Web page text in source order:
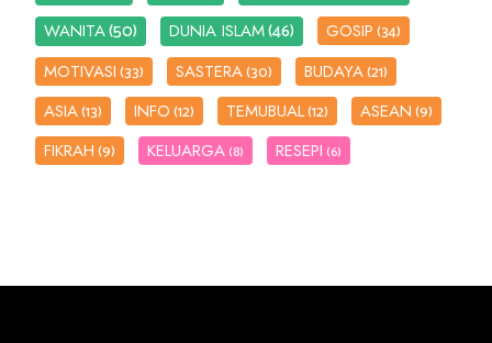
WANITA(50) DUNIA ISLAM(46) GOSIP(34)
MOTIVASI(33) SASTERA(30) BUDAYA(21)
ASIA(13) INFO(12) TEMUBUAL(12) ASEAN(9)
FIKRAH(9) KELUARGA (8) RESEPI (6)